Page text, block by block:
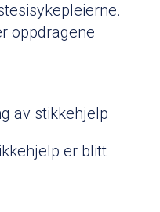
oppdragene
er blitt